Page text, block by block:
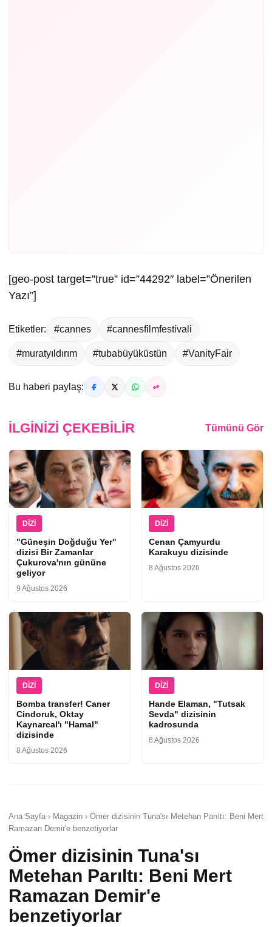
[geo-post target=”true” id=”44292″ label=”Önerilen
Yazı”]
Etiketler: #cannes #cannesfilmfestivali
#muratyıldırım #tubabüyüküstün #VanityFair
Bu haberi paylaş:
İLGINIZI ÇEKEBILIR Tümünü Gör
DIZI
"Güneşin Doğduğu Yer"
dizisi Bir Zamanlar
Çukurova'nın gününe
geliyor
9 Ağustos 2026
DIZI
Cenan Çamyurdu
Karakuyu dizisinde
8 Ağustos 2026
DIZI
Bomba transfer! Caner
Cindoruk, Oktay
Kaynarcal'ı "Hamal"
dizisinde
8 Ağustos 2026
DIZI
Hande Elaman, "Tutsak
Sevda" dizisinin
kadrosunda
8 Ağustos 2026
Ana Sayfa › Magazin › Ömer dizisinin Tuna'sı Metehan Parıltı: Beni Mert
Ramazan Demir'e benzetiyorlar
Ömer dizisinin Tuna'sı
Metehan Parıltı: Beni Mert
Ramazan Demir'e
benzetiyorlar